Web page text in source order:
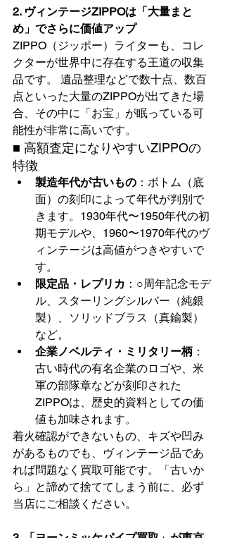
2. ヴィンテージZIPPOは「大量まと
め」でさらに価値アップ
ZIPPO（ジッポー）ライターも、コレ
クターが世界中に存在する王道の収集
品です。 遺品整理などで数十点、数百
点といった大量のZIPPOが出てきた場
合、その中に「お宝」が眠っている可
能性が非常に高いです。
■ 高額査定になりやすいZIPPOの
特徴
製造年代が古いもの ：ボトム（底
面）の刻印によって年代が判別で
きます。1930年代〜1950年代の初
期モデルや、1960〜1970年代のヴ
ィンテージは高値がつきやすいで
す。
限定品・レプリカ ：○周年記念モデ
ル、スターリングシルバー（純銀
製）、ソリッドブラス（真鍮製）
など。
企業ノベルティ・ミリタリー柄 ：
古い時代の有名企業のロゴや、米
軍の部隊章などが刻印された
ZIPPOは、歴史的資料としての価
値も加味されます。
着火確認ができないもの、キズや凹み
があるものでも、ヴィンテージ品であ
れば問題なく買取可能です。「古いか
ら」と諦めて捨ててしまう前に、必ず
当店にご相談ください。